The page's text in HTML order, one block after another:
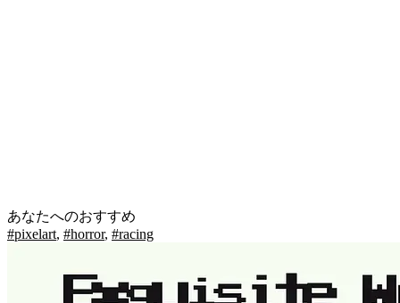
あなたへのおすすめ
#pixelart, #horror, #racing